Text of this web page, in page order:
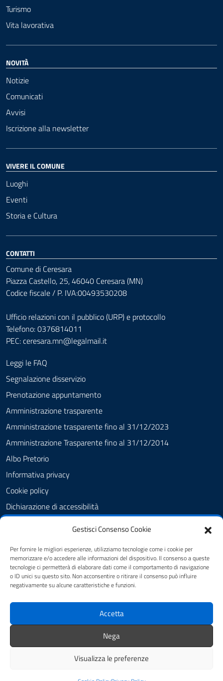
Gestisci Consenso Cookie
Per fornire le migliori esperienze, utilizziamo tecnologie come i cookie per
memorizzare e/o accedere alle informazioni del dispositivo. Il consenso a queste
tecnologie ci permetterà di elaborare dati come il comportamento di navigazione
o ID unici su questo sito. Non acconsentire o ritirare il consenso può influire
negativamente su alcune caratteristiche e funzioni.
Accetta
Nega
Visualizza le preferenze
Turismo
Vita lavorativa
NOVITÀ
Notizie
Comunicati
Avvisi
Iscrizione alla newsletter
VIVERE IL COMUNE
Luoghi
Eventi
Storia e Cultura
CONTATTI
Comune di Ceresara
Piazza Castello, 25, 46040 Ceresara (MN)
Codice fiscale / P. IVA:00493530208
Ufficio relazioni con il pubblico (URP) e protocollo
Telefono: 0376814011
PEC:ceresara.mn@legalmail.it
Leggi le FAQ
Segnalazione disservizio
Prenotazione appuntamento
Amministrazione trasparente
Amministrazione trasparente fino al 31/12/2023
Amministrazione Trasparente fino al 31/12/2014
Albo Pretorio
Informativa privacy
Cookie policy
Dichiarazione di accessibilità
Feedback Accessibilità
Piano di Miglioramento dei servizi
SEGUICI SU
Facebook Istagram